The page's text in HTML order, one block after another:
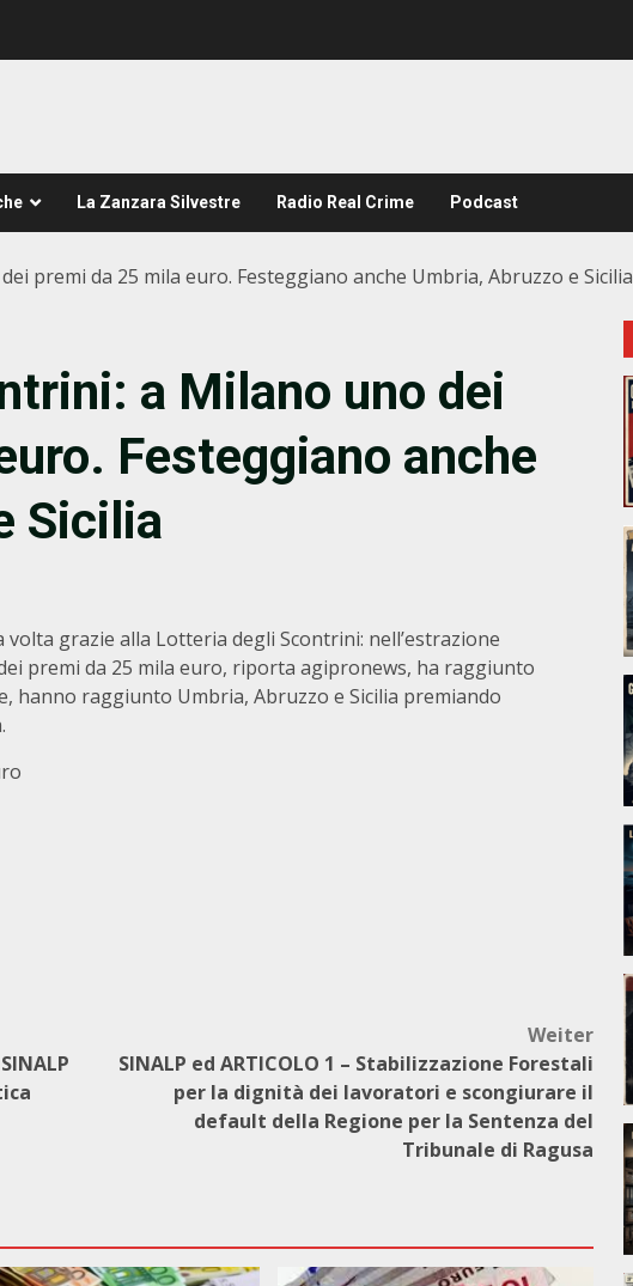
La Zanzara Silvestre Radio Real Crime Podcast
premi da 25 mila euro. Festeggiano anche Umbria, Abruzzo e Sicilia
a Milano uno dei
Festeggiano anche
Sicilia
grazie alla Lotteria degli Scontrini: nell’estrazione
premi da 25 mila euro, riporta agipronews, ha raggiunto
hanno raggiunto Umbria, Abruzzo e Sicilia premiando
Weiter
SINALP ed ARTICOLO 1 – Stabilizzazione Forestali
per la dignità dei lavoratori e scongiurare il
default della Regione per la Sentenza del
Tribunale di Ragusa